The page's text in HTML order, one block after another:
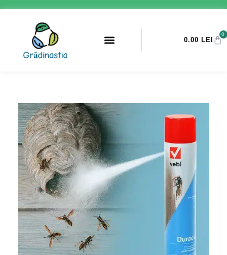
0.00 LEI
0